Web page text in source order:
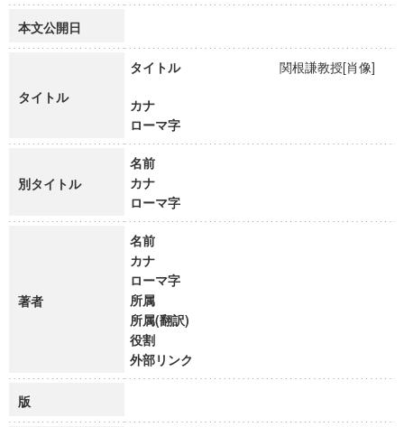
本文公開日
タイトル
タイトル 関根謙教授[肖像]
カナ
ローマ字
別タイトル
名前
カナ
ローマ字
著者
名前
カナ
ローマ字
所属
所属(翻訳)
役割
外部リンク
版